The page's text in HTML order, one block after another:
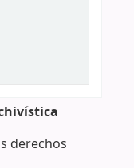
derechos